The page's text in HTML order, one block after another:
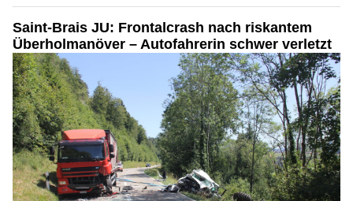
Saint-Brais JU: Frontalcrash nach riskantem
Überholmanöver – Autofahrerin schwer verletzt